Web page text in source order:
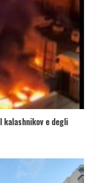
kalashnikov e degli